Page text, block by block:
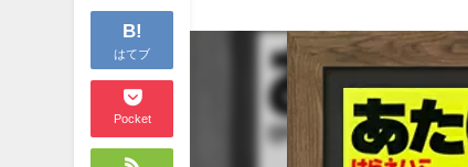
B!
はてブ
Pocket